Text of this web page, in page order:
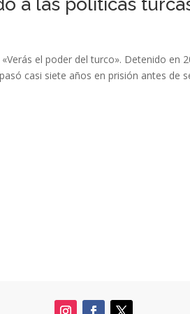
a las políticas
el poder del turco». Detenido en
casi siete años en prisión antes de